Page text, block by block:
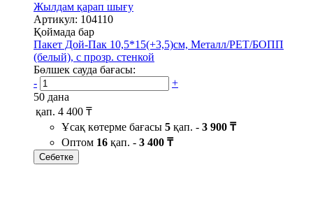
Жылдам қарап шығу
Артикул: 104110
Қоймада бар
Пакет Дой-Пак 10,5*15(+3,5)см, Металл/PET/БОПП
(белый), с прозр. стенкой
Бөлшек сауда бағасы:
-
+
50 дана
қап. 4 400 ₸
Ұсақ көтерме бағасы 5 қап. - 3 900 ₸
Оптом 16 қап. - 3 400 ₸
Себетке